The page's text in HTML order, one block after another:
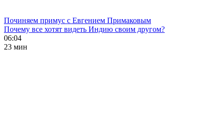
Починяем примус с Евгением Примаковым
Почему все хотят видеть Индию своим другом?
06:04
23 мин